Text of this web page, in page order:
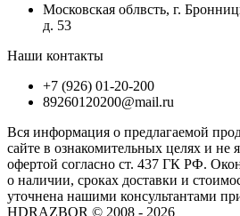
Московская облвсть, г.
д. 53
Наши контакты
+7 (926) 01-20-200
89260120200@mail.ru
Вся информация о предлагаемой
сайте в ознакомительных целях и не
офертой согласно ст. 437 ГК РФ.
о наличии, сроках доставки и
уточнена нашими консультантами
HDRAZBOR © 2008 - 2026